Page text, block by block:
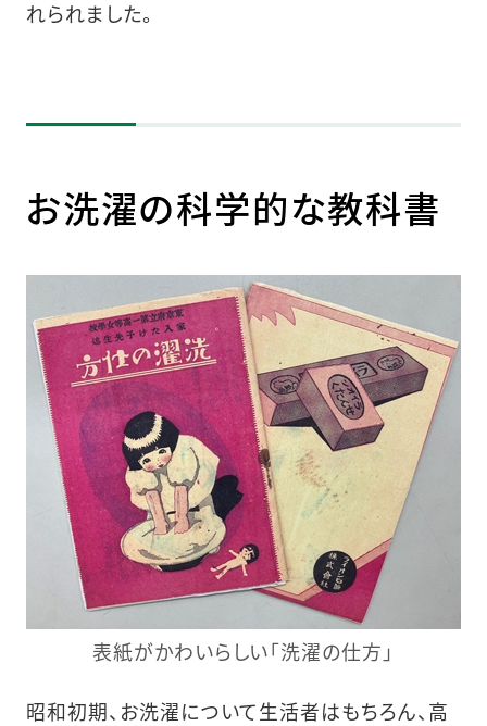
れられました。
お洗濯の科学的な教科書
表紙がかわいらしい「洗濯の仕方」
昭和初期、お洗濯について生活者はもちろん、高